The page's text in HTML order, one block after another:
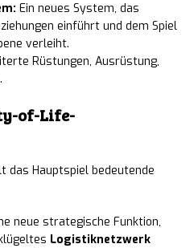
Ein neues System, das
einführt und dem Spiel
verleiht.
Rüstungen, Ausrüstung,
of-Life-
das Hauptspiel bedeutende
neue strategische Funktion,
Logistiknetzwerk